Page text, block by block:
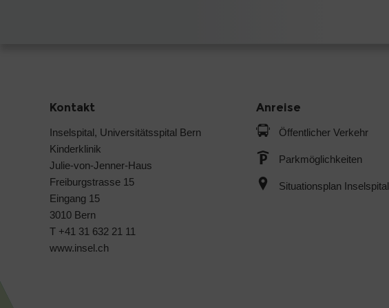
Kontakt
Inselspital, Universitätsspital Bern
Kinderklinik
Julie-von-Jenner-Haus
Freiburgstrasse 15
Eingang 15
3010 Bern
T +41 31 632 21 11
www.insel.ch
Anreise
Öffentlicher Verkehr
Parkmöglichkeiten
Situationsplan Inselspital